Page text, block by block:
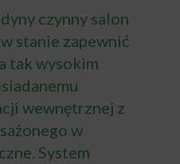
czynny salon
stanie zapewnić
tak wysokim
wewnętrznej z
w
System